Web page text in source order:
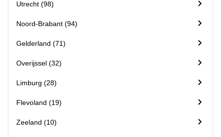
Huren in
Utrecht (98)
Noord-Brabant (94)
Gelderland (71)
Overijssel (32)
Limburg (28)
Flevoland (19)
Zeeland (10)